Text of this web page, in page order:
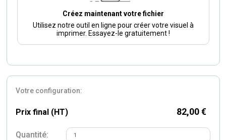
Créez maintenant votre fichier
Utilisez notre outil en ligne pour créer votre visuel à
imprimer. Essayez-le gratuitement !
Votre configuration:
Prix final (HT) 82,00 €
Quantité: